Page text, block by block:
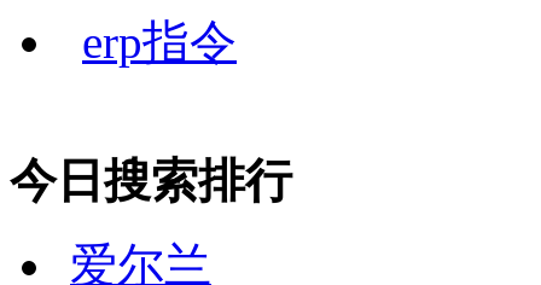
erp指令
今日搜索排行
爱尔兰